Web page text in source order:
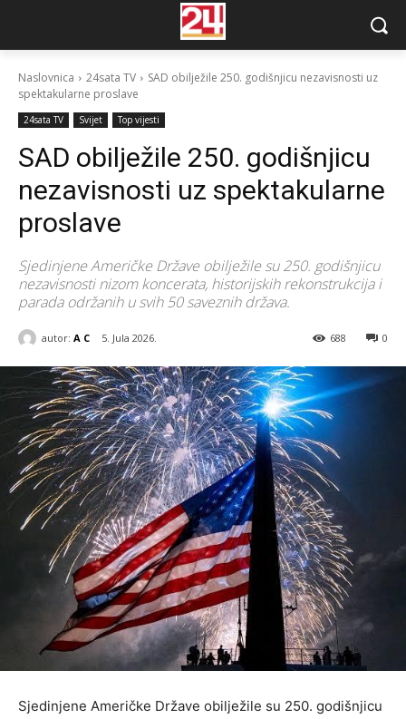
Naslovnica 24sata TV
SAD obilježile 250. godišnjicu nezavisnosti uz
spektakularne proslave
24sata TV Svijet Top vijesti
SAD obilježile 250. godišnjicu
nezavisnosti uz spektakularne
proslave
Sjedinjene Američke Države obilježile su 250. godišnjicu
nezavisnosti nizom koncerata, historijskih rekonstrukcija i
parada održanih u svih 50 saveznih država.
autor: A C 5. Jula 2026. 0
688
Sjedinjene Američke Države obilježile su 250. godišnjicu